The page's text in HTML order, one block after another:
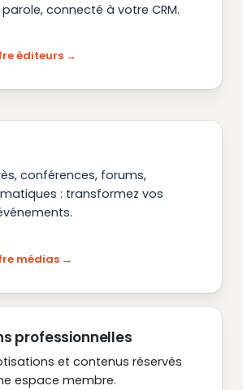
connecté à votre CRM.
éditeurs
conférences, forums,
: transformez vos
médias
professionnelles
et contenus réservés
espace membre.